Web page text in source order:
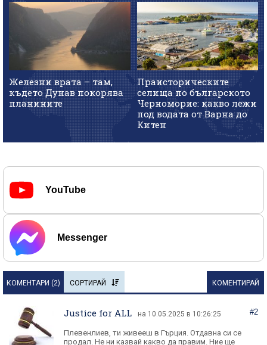
Железни врата – там,
където Дунав покорява
планините
Праисторическите
селища по българското
Черноморие: какво лежи
под водата от Варна до
Китен
YouTube
Messenger
КОМЕНТАРИ (2) СОРТИРАЙ КОМЕНТИРАЙ
Justice for ALL на 10.05.2025 в 10:26:25 #2
Плевенлиев, ти живееш в Гърция. Отдавна си се
продал. Не ни казвай какво да правим. Ние ще